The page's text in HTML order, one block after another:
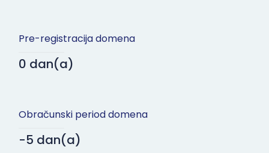
Pre-registracija domena
0 dan(a)
Obračunski period domena
-5 dan(a)